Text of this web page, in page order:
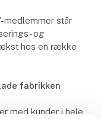
medlemmer står
og
hos en række
fabrikken
med kunder i hele